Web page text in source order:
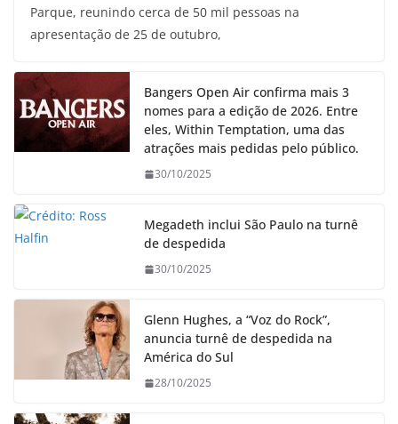
Parque, reunindo cerca de 50 mil pessoas na
apresentação de 25 de outubro,
Bangers Open Air confirma mais 3
nomes para a edição de 2026. Entre
eles, Within Temptation, uma das
atrações mais pedidas pelo público.
30/10/2025
Megadeth inclui São Paulo na turnê
de despedida
30/10/2025
Glenn Hughes, a “Voz do Rock”,
anuncia turnê de despedida na
América do Sul
28/10/2025